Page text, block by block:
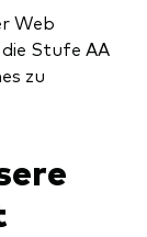
Web
Stufe AA
zu